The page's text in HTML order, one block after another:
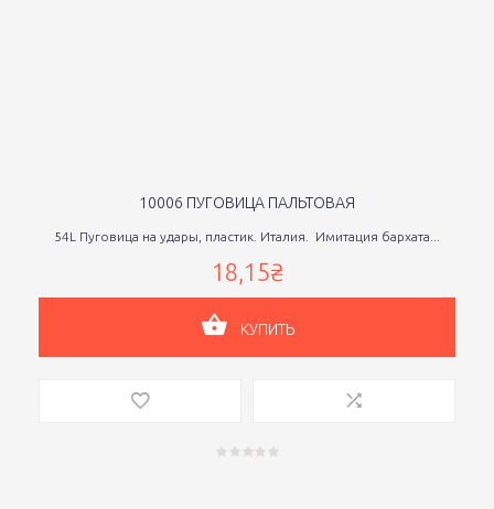
10006 ПУГОВИЦА ПАЛЬТОВАЯ
54L Пуговица на удары, пластик. Италия. Имитация бархата...
18,15₴
КУПИТЬ